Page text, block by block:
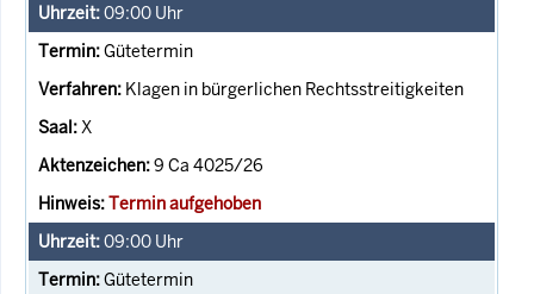
09:00 Uhr
Gütetermin
Klagen in bürgerlichen Rechtsstreitigkeiten
X
9 Ca 4025/26
Termin aufgehoben
09:00 Uhr
Gütetermin